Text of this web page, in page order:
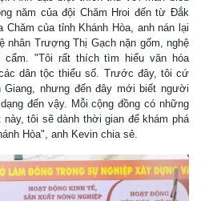
năm của đội Chăm Hroi đến từ Đắk
của tỉnh Khánh Hòa, anh nán lại
nhân Trượng Thị Gạch nặn gốm, nghệ
cẩm. "Tôi rất thích tìm hiểu văn hóa
dân tộc thiểu số. Trước đây, tôi cứ
nhưng đến đây mới biết người
đến vậy. Mỗi cộng đồng có những
tôi sẽ dành thời gian để khám phá
Hòa", anh Kevin chia sẻ.